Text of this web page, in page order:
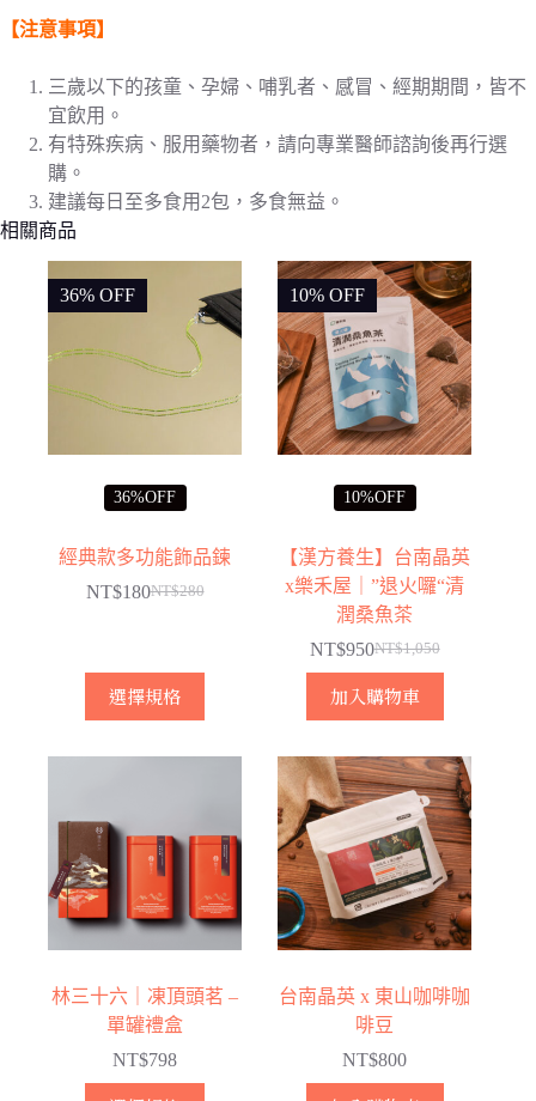
【注意事項】
三歲以下的孩童、孕婦、哺乳者、感冒、經期期間，皆不
宜飲用。
有特殊疾病、服用藥物者，請向專業醫師諮詢後再行選
購。
建議每日至多食用2包，多食無益。
相關商品
36% OFF
36%OFF
經典款多功能飾品鍊
NT$280
格：
NT$280。
NT$180
格：
NT$180。
選擇規格
此
產
種
款
式。
可
在
品
頁
面
選
10% OFF
10%OFF
【漢方養生】台南晶英
x樂禾屋｜”退火囉“清
潤桑魚茶
NT$1,050
始
價
NT$1,050。
NT$950
前
價
NT$950。
加入購物車
林三十六｜凍頂頭茗 –
單罐禮盒
NT$798
台南晶英 x 東山咖啡咖
啡豆
NT$800